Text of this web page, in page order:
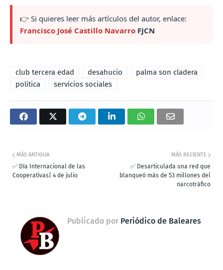
👉 Si quieres leer más artículos del autor, enlace:
Francisco José Castillo Navarro FJCN
club tercera edad desahucio
palma son cladera
politica
servicios sociales
MÁS RECIENTE
✅ Desarticulada una red que
blanqueó más de 53 millones del
narcotráfico
MÁS ANTIGUA
✅ Día Internacional de las
Cooperativas| 4 de julio
Publicado por Periódico de Baleares